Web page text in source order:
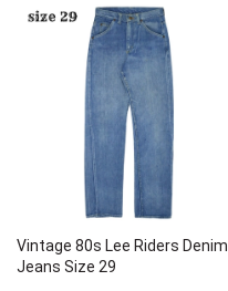
Vintage 80s Lee Riders Denim
Jeans Size 29